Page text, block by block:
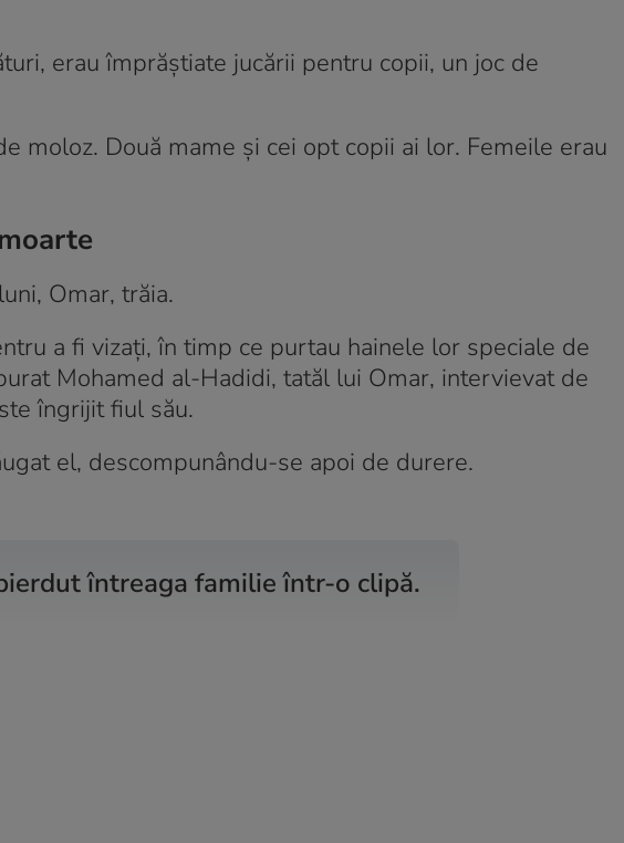
erau împrăștiate jucării pentru copii, un joc de
moloz. Două mame și cei opt copii ai lor. Femeile erau
Omar, trăia.
a fi vizați, în timp ce purtau hainele lor speciale de
Mohamed al-Hadidi, tatăl lui Omar, intervievat de
îngrijit fiul său.
el, descompunându-se apoi de durere.
întreaga familie într-o clipă.